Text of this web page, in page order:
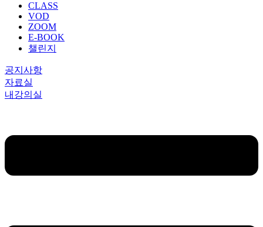
CLASS
VOD
ZOOM
E-BOOK
챌린지
공지사항
자료실
내강의실